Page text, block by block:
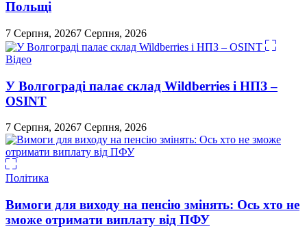
Польщі
7 Серпня, 20267 Серпня, 2026
Відео
У Волгограді палає склад Wildberries і НПЗ –
OSINT
7 Серпня, 20267 Серпня, 2026
Політика
Вимоги для виходу на пенсію змінять: Ось хто не
зможе отримати виплату від ПФУ